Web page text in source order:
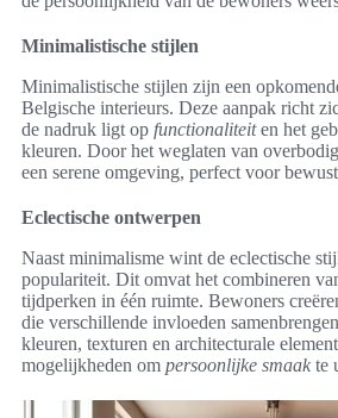
Minimalistische stijlen
Minimalistische stijlen zijn een
Belgische interieurs. Deze aanpak richt
de nadruk ligt op functionaliteiten het
kleuren. Door het weglaten van
een serene omgeving, perfect voor
Eclectische ontwerpen
Naast minimalisme wint de eclectische
populariteit. Dit omvat het combineren
tijdperken in één ruimte. Bewoners
die verschillende invloeden
kleuren, texturen en architecturale
mogelijkheden om persoonlijke smaak te